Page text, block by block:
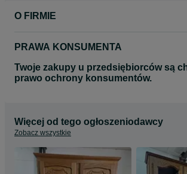
O FIRMIE
PRAWA KONSUMENTA
Twoje zakupy u przedsiębiorców są
prawo ochrony konsumentów.
Więcej od tego ogłoszeniodawcy
Zobacz wszystkie